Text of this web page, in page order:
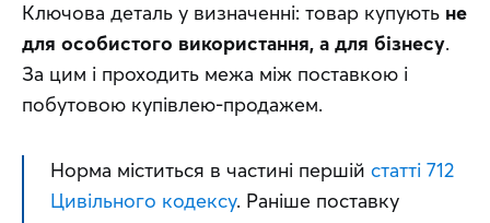
Ключова деталь у визначенні: товар купують не
для особистого використання, а для бізнесу.
За цим і проходить межа між поставкою і
побутовою купівлею-продажем.
Норма міститься в частині першій статті 712
Цивільного кодексу. Раніше поставку